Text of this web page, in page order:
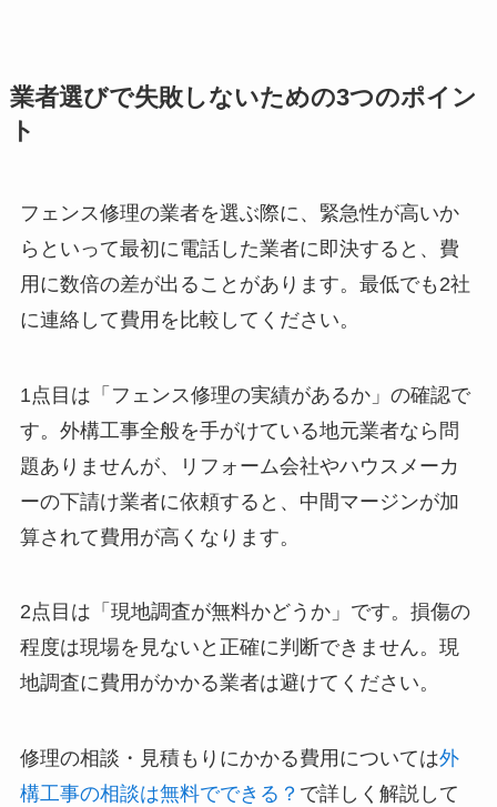
業者選びで失敗しないための3つのポイン
ト
フェンス修理の業者を選ぶ際に、緊急性が高いか
らといって最初に電話した業者に即決すると、費
用に数倍の差が出ることがあります。最低でも2社
に連絡して費用を比較してください。
1点目は「フェンス修理の実績があるか」の確認で
す。外構工事全般を手がけている地元業者なら問
題ありませんが、リフォーム会社やハウスメーカ
ーの下請け業者に依頼すると、中間マージンが加
算されて費用が高くなります。
2点目は「現地調査が無料かどうか」です。損傷の
程度は現場を見ないと正確に判断できません。現
地調査に費用がかかる業者は避けてください。
修理の相談・見積もりにかかる費用については外
構工事の相談は無料でできる？ で詳しく解説して